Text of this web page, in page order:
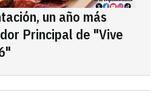
un año más
Principal de "Vive